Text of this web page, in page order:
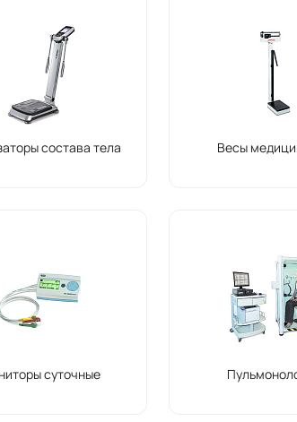
состава тела Весы
суточные